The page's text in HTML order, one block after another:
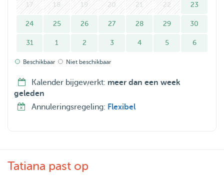
17 18 19 20 21 22 23
24 25 26 27 28 29 30
31 1 2 3 4 5 6
Beschikbaar Niet beschikbaar
Kalender bijgewerkt: meer dan een week
geleden
Annuleringsregeling: Flexibel
Tatiana past op